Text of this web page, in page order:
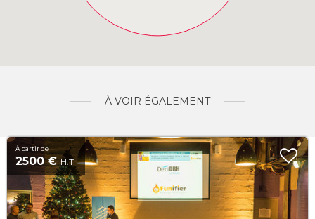
À VOIR ÉGALEMENT
À partir de
2500 €H.T